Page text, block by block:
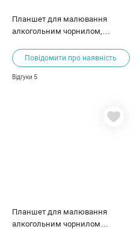
Планшет для малювання
алкогольним чорнилом,
Повідомити про наявність
Відгуки 5
Планшет для малювання
алкогольним чорнилом